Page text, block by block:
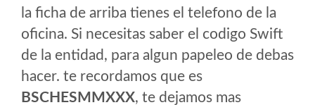
la ficha de arriba tienes el telefono de la
oficina. Si necesitas saber el codigo Swift
de la entidad, para algun papeleo de debas
hacer. te recordamos que es
BSCHESMMXXX, te dejamos mas